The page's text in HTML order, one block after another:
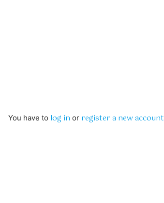
You have to log in or register a new account